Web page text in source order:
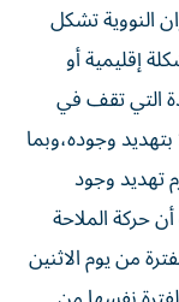
النووية تشكل
إقليمية أو
التي تقف في
وجوده،وبما
تهديد وجود
حركة الملاحة
خلال الفترة من يوم الاثنين